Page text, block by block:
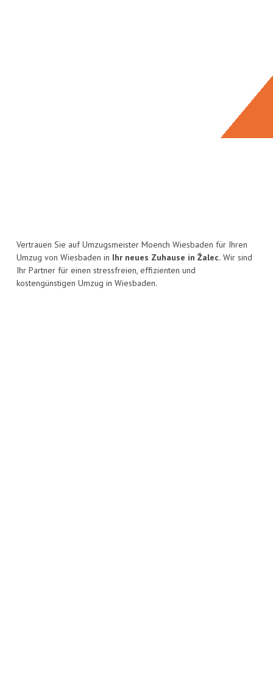
Vertrauen Sie auf Umzugsmeister Moench Wiesbaden für Ihren
Umzug von Wiesbaden in Ihr neues Zuhause in Žalec. Wir sind
Ihr Partner für einen stressfreien, effizienten und
kostengünstigen Umzug in Wiesbaden.